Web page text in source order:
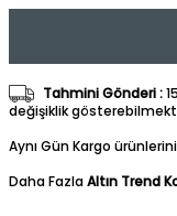
Tahmini Gönderi :
değişiklik
Aynı Gün Kargo
Daha FazlaAltın Trend